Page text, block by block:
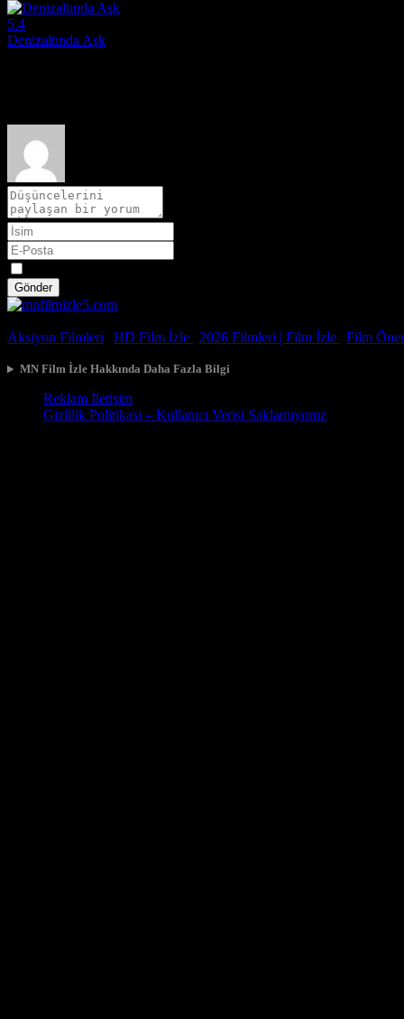
5.4
Denizaltında Aşk
Gönder
Aksiyon Filmleri
HD Film İzle 2026 Filmleri | Film İzle Film
MN Film İzle Hakkında Daha Fazla Bilgi
Reklam İletişim
Gizlilik Politikası – Kullanıcı Verisi Saklamıyoruz